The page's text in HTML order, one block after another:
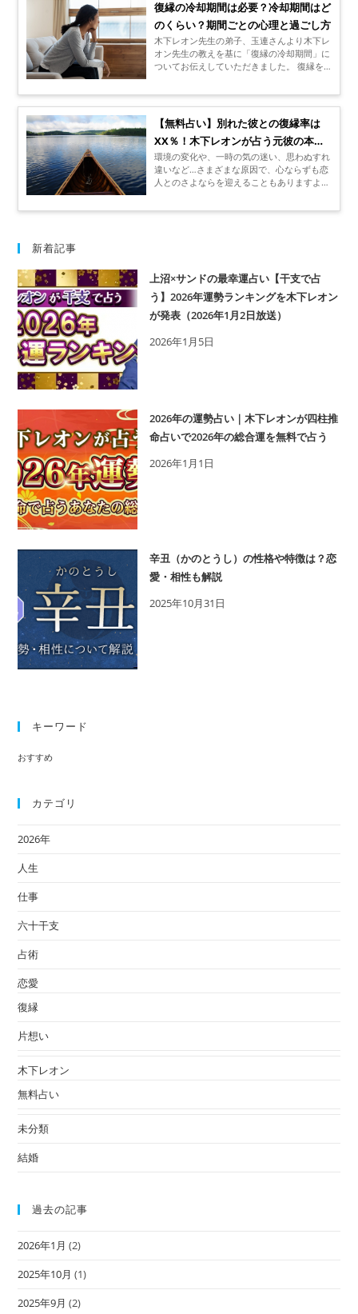
復縁の冷却期間は必要？冷却期間はど
のくらい？期間ごとの心理と過ごし方
木下レオン先生の弟子、玉連さんより木下レ
オン先生の教えを基に「復縁の冷却期間」に
ついてお伝えしていただきました。 復縁を
冷却期間が必要なのか悩んでいる方も多いの
ではないでしょうか。 「あまり時間を空け
てしまったら別れた相手に新しい恋人ができ
てしまうかも…。」そんな焦る思いからすぐ
に復縁の話しを持ちかけて失敗するケースも
見られます。 別れたことをどんなに後悔し
ていても、冷却期間はある程度設ける必要が
あります。 復縁を成功させるために必要な
【無料占い】別れた彼との復縁率は
XX％！木下レオンが占う元彼の本音
と今の状況
環境の変化や、一時の気の迷い、思わぬすれ
違いなど…さまざまな原因で、心ならずも恋
人とのさよならを迎えることもありますよ
としたら、それは本当にかけがえのない幸せ
新着記事
上沼×サンドの最幸運占い【干支で占
う】2026年運勢ランキングを木下レオン
が発表（2026年1月2日放送）
2026年1月5日
2026年の運勢占い｜木下レオンが四柱推
命占いで2026年の総合運を無料で占う
2026年1月1日
辛丑（かのとうし）の性格や特徴は？恋
愛・相性も解説
2025年10月31日
キーワード
おすすめ
カテゴリ
2026年
人生
仕事
六十干支
占術
恋愛
復縁
片想い
木下レオン
無料占い
未分類
結婚
過去の記事
2026年1月 (2)
2025年10月 (1)
2025年9月 (2)